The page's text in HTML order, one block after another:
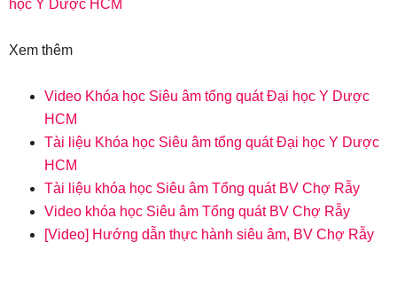
học Y Dược HCM
Xem thêm
Video Khóa học Siêu âm tổng quát Đại học Y Dược
HCM
Tài liệu Khóa học Siêu âm tổng quát Đại học Y Dược
HCM
Tài liệu khóa học Siêu âm Tổng quát BV Chợ Rẫy
Video khóa học Siêu âm Tổng quát BV Chợ Rẫy
[Video] Hướng dẫn thực hành siêu âm, BV Chợ Rẫy